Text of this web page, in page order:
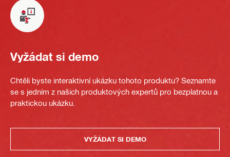
Vyžádat si demo
Chtěli byste interaktivní ukázku tohoto produktu? Seznamte
se s jedním z našich produktových expertů pro bezplatnou a
praktickou ukázku.
VYŽÁDAT SI DEMO